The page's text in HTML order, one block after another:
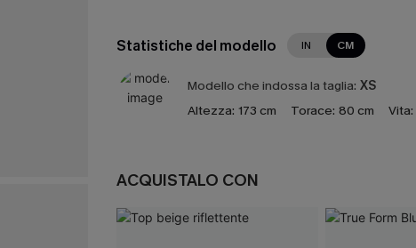
Statistiche del modello IN CM
Modello che indossa la taglia: XS
Altezza: 173 cm Torace: 80 cm Vita:
ACQUISTALO CON